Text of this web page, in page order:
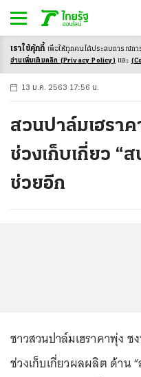
-ก ก ก+
13 ม.ค. 2563 17:56 น.
สวนปาล์มเฮรา
ช่วงเก็บเกี่ยว “
ช่วยอีก
ชาวสวนปาล์มเฮราคาพุ่ง ช
ช่วงเก็บเกี่ยวผลผลิต ด้าน
เราใช้คุ้กกี้ เพื่อให้ทุกคนได้ประสบการณ์กา
อ่านเพิ่มเติมคลิก (Privacy Policy) และ